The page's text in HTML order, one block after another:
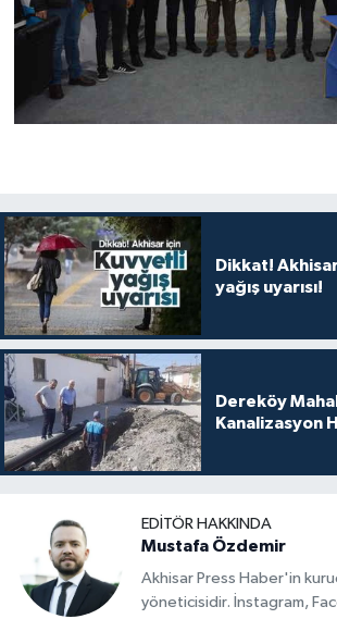
Dikkat!
yağış uyarısı!
Dereköy
Kanalizasyon
EDITÖR HAKKINDA
Mustafa Özdemir
Akhisar Press Haber'in
yöneticisidir. İnstagram,